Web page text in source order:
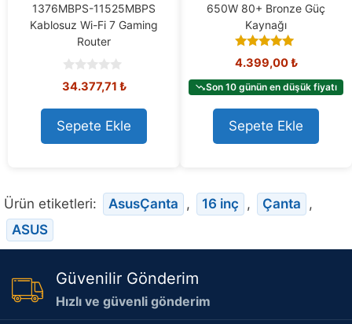
1376MBPS-11525MBPS
Kablosuz Wi-Fi 7 Gaming
Router
0
o
u
t
o
f
34.377,71 ₺
Sepete Ekle
650W 80+ Bronze Güç
Kaynağı
4.90
out of 5
4.399,00₺
Son 10 günün en düşük fiyatı
Sepete Ekle
Ürün etiketleri: AsusÇanta , 16 inç , Çanta
,
ASUS
Güvenilir Gönderim
Hızlı ve güvenli gönderim